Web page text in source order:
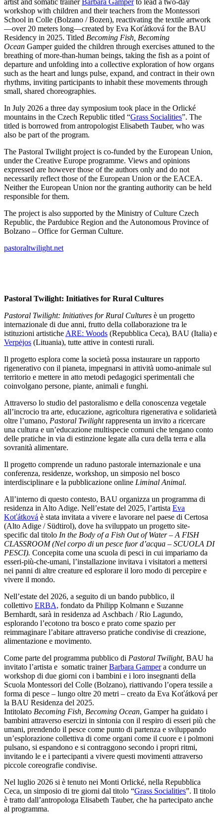
artist and somatic trainer Barbara Gamperto lead a two-day
workshop with children and their teachers from the Montessori
School in Colle (Bolzano / Bozen), reactivating the textile artwork
—over 20 meters long—created by Eva Koťátková for the BAU
Residency in 2025. Titled Becoming Fish, Becoming
Ocean Gamper guided the children through exercises attuned to the
breathing of more-than-human beings, taking the fish as a point of
departure and unfolding into a collective exploration of how organs
such as the heart and lungs pulse, expand, and contract in their own
rhythms, inviting participants to inhabit these movements through
small, shared choreographies.
In July 2026 a three day symposium took place in the Orlické
mountains in the Czech Republic titled “Grass Socialities”. The
titled is borrowed from antropologist Elisabeth Tauber, who was
also be part of the program.
The Pastoral Twilight project is co-funded by the European Union,
under the Creative Europe programme. Views and opinions
expressed are however those of the authors only and do not
necessarily reflect those of the European Union or the EACEA.
Neither the European Union nor the granting authority can be held
responsible for them.
The project is also supported by the Ministry of Culture Czech
Republic, the Pardubice Region and the Autonomous Province of
Bolzano – Office for German Culture.
pastoraltwilight.net
Pastoral Twilight: Initiatives for Rural Cultures
Pastoral Twilight: Initiatives for Rural Cultures è un progetto
internazionale di due anni, frutto della collaborazione tra le
istituzioni artistiche ARE: Woods (Repubblica Ceca), BAU (Italia) e
Verpėjos (Lituania), tutte attive in contesti rurali.
Il progetto esplora come la società possa instaurare un rapporto
rigenerativo con il pianeta, impegnarsi in attività uomo-animale sul
territorio e mettere in atto metodi pedagogici sperimentali che
coinvolgano persone, piante, animali e funghi.
Attraverso lo studio del pastoralismo e della conoscenza vegetale
all’incrocio tra arte, educazione, agricoltura rigenerativa e solidarietà
oltre l’umano, Pastoral Twilightrappresenta un invito a ricercare
una cultura e un’educazione multispecie comuni che tengano conto
delle pratiche in via di estinzione legate alla cura della terra e alla
sovranità alimentare.
Il progetto comprende un raduno pastorale internazionale e una
conferenza, residenze, workshop, un simposio nel bosco
interdisciplinare e la pubblicazione online Liminal Animal.
All’interno di questo contesto, BAU organizza un programma di
residenza in Alto Adige. Nell’estate del 2025, l’artista Eva
Koťátková è stata invitata a vivere e lavorare nel paese di Certosa
(Alto Adige / Südtirol), dove ha sviluppato un progetto site-
specific dal titolo In the Body of a Fish Out of Water – A FISH
CLASSROOM (Nel corpo di un pesce fuor d’acqua – SCUOLA DI
PESCI). Concepita come una scuola di pesci in cui impariamo da
esseri-più-che-umani, l’installazione invitava i visitatori a mettersi
nei panni di altre creature ed esplorare il loro modo di percepire e
vivere il mondo.
Nell’estate del 2026, a seguito di un bando pubblico, il
collettivo ERBA, fondato da Philipp Kolmann e Suzanne
Bernhardt, sarà in residenza ad Aschbach / Rio Lagundo,
esplorando l’ecotono tra bosco e prato come spazio per
reimmaginare l’abitare attraverso pratiche condivise di creazione,
alimentazione e movimento.
Come parte del programma pubblico di Pastoral Twilight, BAU ha
invitato l’artista e somatic trainerBarbara Gampera condurre un
workshop di due giorni con i bambini e i loro insegnanti della
Scuola Montessori del Colle (Bolzano), riattivando l’opera tessile a
forma di pesce – lungo oltre 20 metri – creato da Eva Koťátková per
la BAU Residenza del 2025.
Intitolato Becoming Fish, Becoming Ocean, Gamper ha guidato i
bambini attraverso esercizi in sintonia con il respiro di esseri più che
umani, prendendo il pesce come punto di partenza e sviluppando
un’esplorazione collettiva di come organi come il cuore e i polmoni
pulsano, si espandono e si contraggono secondo i propri ritmi,
invitando le e i partecipanti a vivere questi movimenti attraverso
piccole coreografie condivise.
Nel luglio 2026 si è tenuto nei Monti Orlické, nella Repubblica
Ceca, un simposio di tre giorni dal titolo “Grass Socialities”. Il titolo
è tratto dall’antropologa Elisabeth Tauber, che ha partecipato anche
al programma.